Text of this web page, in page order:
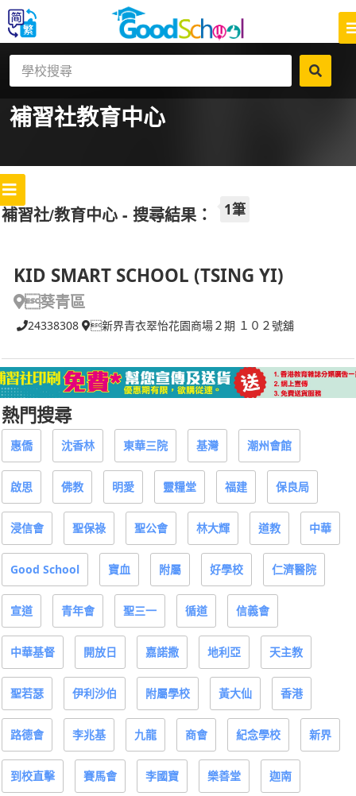
補習社教育中心
補習社/教育中心 - 搜尋結果： 1筆
KID SMART SCHOOL (TSING YI)
葵青區
24338308 新界青衣翠怡花園商場２期 １０２號舖
熱門搜尋
惠僑 沈香林 東華三院 基灣 潮州會館
啟思 佛教 明愛 靈糧堂 福建 保良局
浸信會 聖保祿 聖公會 林大輝 道教 中華
Good School 寶血 附屬 好學校 仁濟醫院
宣道 青年會 聖三一 循道 信義會
中華基督 開放日 嘉諾撒 地利亞 天主教
聖若瑟 伊利沙伯 附屬學校 黃大仙 香港
路德會 李兆基 九龍 商會 紀念學校 新界
到校直擊 賽馬會 李國寶 樂善堂 迦南